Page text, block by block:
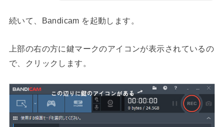
続いて、Bandicam を起動します。
上部の右の方に鍵マークのアイコンが表示されているの
で、クリックします。